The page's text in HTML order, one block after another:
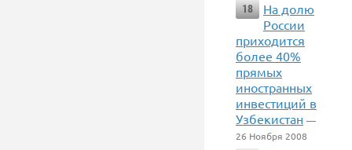
18
На долю
России
приходится
более 40%
прямых
иностранных
инвестиций в
Узбекистан —
26 Ноября 2008